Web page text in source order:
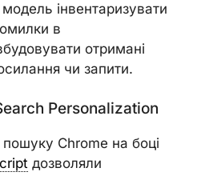
інвентаризувати
в
отримані
чи запити.
Personalization
пошуку Chrome на боці
дозволяли